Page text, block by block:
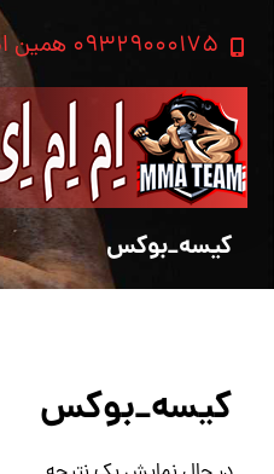
۰۹۳۲۹۰۰۰۱۷۵ همین امروز شروع کنید
کیسه_بوکس
کیسه_بوکس